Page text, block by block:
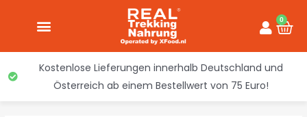
0
Kostenlose Lieferungen innerhalb Deutschland und
Österreich ab einem Bestellwert von 75 Euro!